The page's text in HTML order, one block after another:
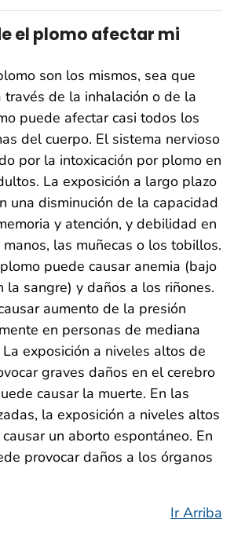
el plomo afectar mi
son los mismos, sea que
de la inhalación o de la
puede afectar casi todos los
del cuerpo. El sistema nervioso
por la intoxicación por plomo en
La exposición a largo plazo
una disminución de la capacidad
y atención, y debilidad en
las muñecas o los tobillos.
puede causar anemia (bajo
la sangre) y daños a los riñones.
aumento de la presión
en personas de mediana
exposición a niveles altos de
graves daños en el cerebro
causar la muerte. En las
la exposición a niveles altos
un aborto espontáneo. En
provocar daños a los órganos
Ir Arriba